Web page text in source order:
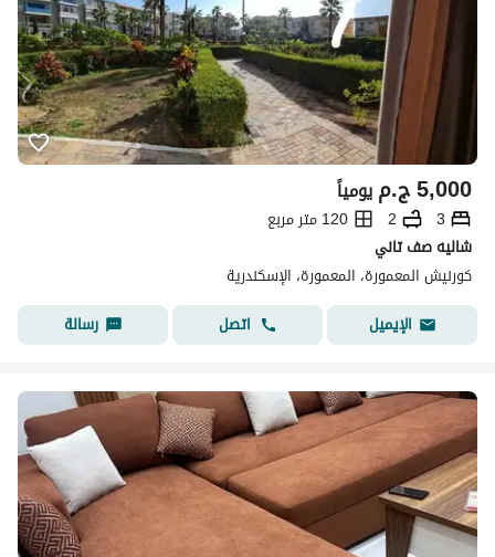
ج.م5,000 يومياً
3
2
120 متر مربع
شاليه صف تاني
كورنيش المعمورة، المعمورة، الإسكندرية
الإيميل
اتصل رسالة